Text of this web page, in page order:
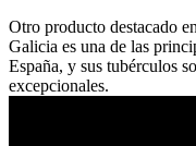
Otro producto destacado
Galicia es una de las
España, y sus tubérculos
excepcionales.